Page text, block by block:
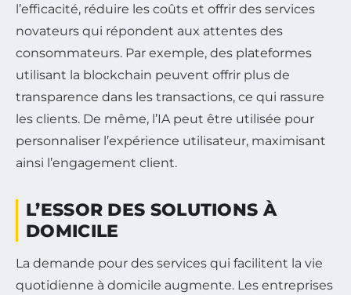
l’efficacité, réduire les coûts et offrir des services
novateurs qui répondent aux attentes des
consommateurs. Par exemple, des plateformes
utilisant la blockchain peuvent offrir plus de
transparence dans les transactions, ce qui rassure
les clients. De même, l’IA peut être utilisée pour
personnaliser l’expérience utilisateur, maximisant
ainsi l’engagement client.
L’ESSOR DES SOLUTIONS À
DOMICILE
La demande pour des services qui facilitent la vie
quotidienne à domicile augmente. Les entreprises